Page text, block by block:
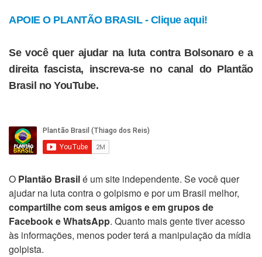
APOIE O PLANTÃO BRASIL - Clique aqui!
Se você quer ajudar na luta contra Bolsonaro e a
direita fascista, inscreva-se no canal do Plantão
Brasil no YouTube.
O Plantão Brasilé um site independente. Se você quer
ajudar na luta contra o golpismo e por um Brasil melhor,
compartilhe com seus amigos e em grupos de
Facebook e WhatsApp. Quanto mais gente tiver acesso
às informações, menos poder terá a manipulação da mídia
golpista.